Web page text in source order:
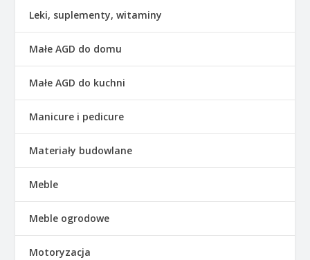
Leki, suplementy, witaminy
Małe AGD do domu
Małe AGD do kuchni
Manicure i pedicure
Materiały budowlane
Meble
Meble ogrodowe
Motoryzacja